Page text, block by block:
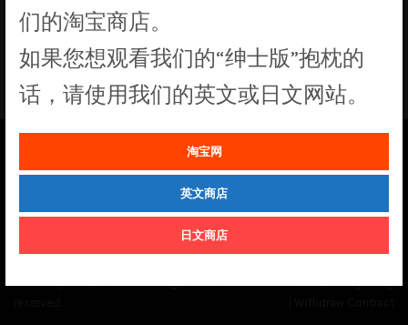
们的淘宝商店。
如果您想观看我们的“绅士版”抱枕的
话，请使用我们的英文或日文网站。
淘宝网
英文商店
日文商店
没有符合您要求的产品
page for the latest news and information on the
status of our monthly print batches.
© Cuddly Octopus 2026. All rights
Terms & Conditions|Privacy Policy